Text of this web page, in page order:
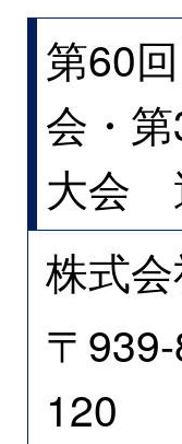
第60
会・
大会
株式
〒
120